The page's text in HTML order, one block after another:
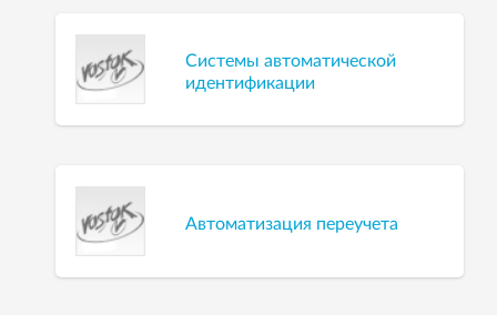
Системы автоматической
идентификации
Автоматизация переучета